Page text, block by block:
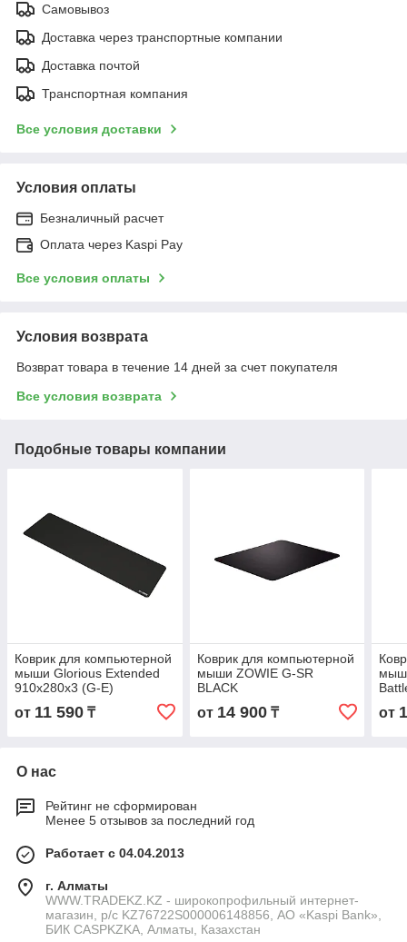
Самовывоз
Доставка через транспортные компании
Доставка почтой
Транспортная компания
Все условия доставки
Условия оплаты
Безналичный расчет
Оплата через Kaspi Pay
Все условия оплаты
Условия возврата
Возврат товара в течение 14 дней за счет покупателя
Все условия возврата
Подобные товары компании
Коврик для компьютерной
мыши Glorious Extended
910x280x3 (G-E)
от 11 590 ₸
Коврик для компьютерной
мыши ZOWIE G-SR
BLACK
от 14 900₸ от
О нас
Рейтинг не сформирован
Менее 5 отзывов за последний год
Работает с 04.04.2013
г. Алматы
WWW.TRADEKZ.KZ - широкопрофильный интернет-
магазин, р/с KZ76722S000006148856, АО «Kaspi Bank»,
БИК CASPKZKA, Алматы, Казахстан